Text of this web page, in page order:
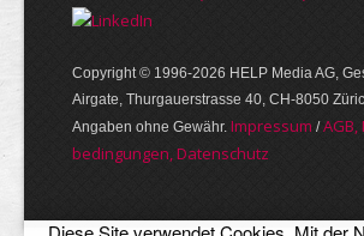
Copyright © 1996-2026 HELP Media AG,
Airgate, Thurgauer­strasse 40, CH-8050
Angaben ohne Gewähr. Im­pres­sum /
bedin­gungen, Daten­schutz